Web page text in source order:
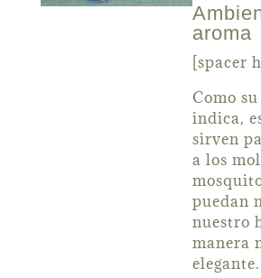
aroma
[spacer
Como
indica,
sirven
a los
puedan
nuestro
manera
elegante.